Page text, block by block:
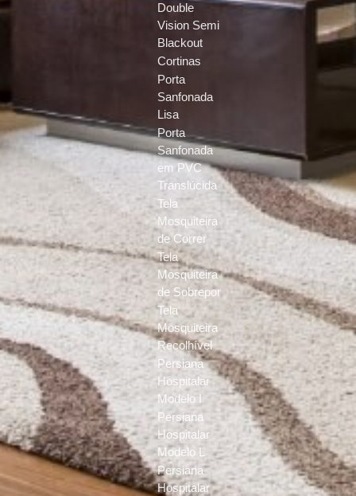
Double
Vision Semi
Blackout
Cortinas
Porta
Sanfonada
Lisa
Porta
Sanfonada
em PVC
Translúcida
Tela
Mosquiteira
de Correr
Tela
Mosquiteira
de Sobrepor
Tela
Mosquiteira
Recolhível
Persiana
Hospitalar
Modelo I
Persiana
Hospitalar
Modelo L
Persiana
Hospitalar